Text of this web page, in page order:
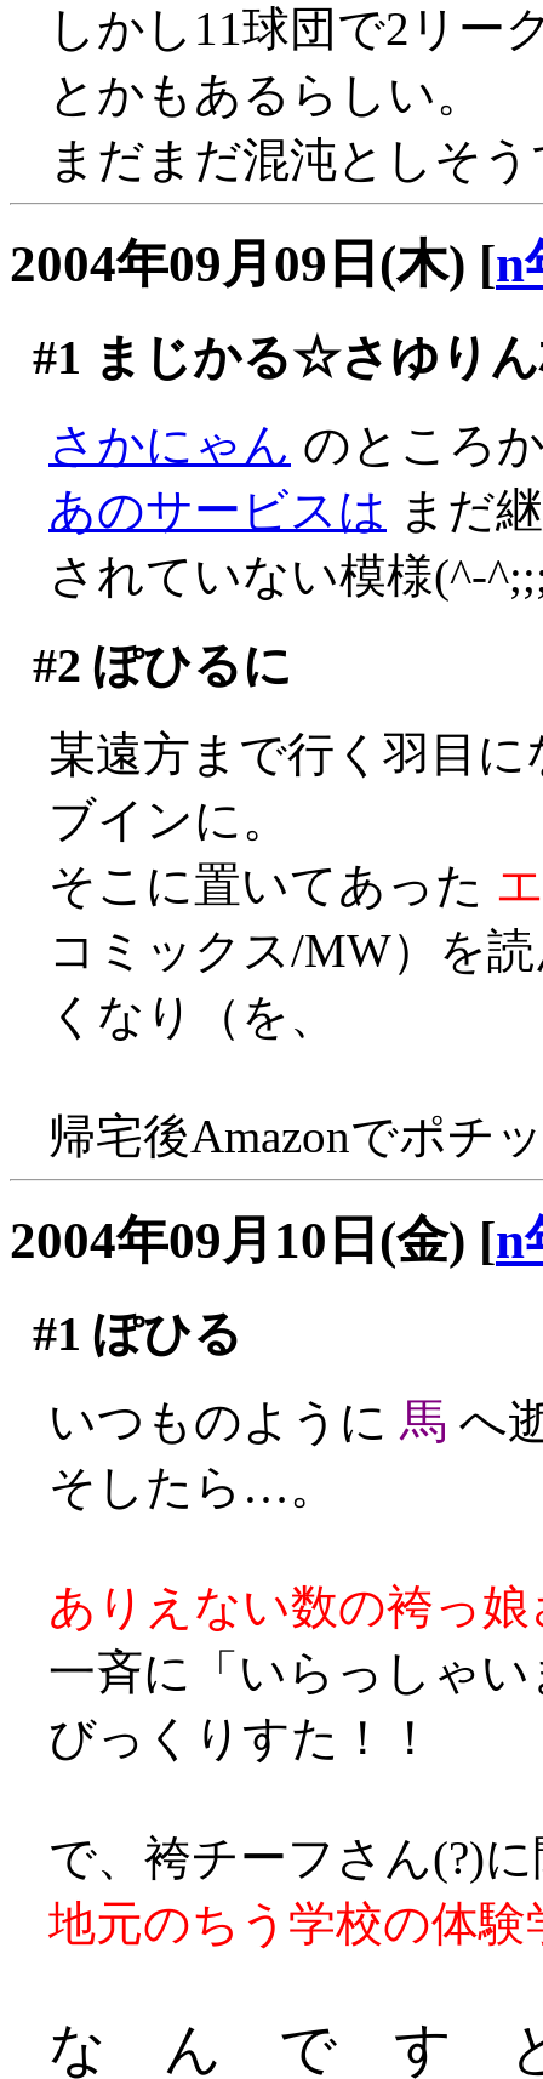
しかし11球団で2リー
とかもあるらしい。
まだまだ混沌としそ
2004年09月09日(木) [n
#1 まじかる☆さゆり
さかにゃん のところ
あのサービスは まだ
されていない模様(^-
#2 ぽひるに
某遠方まで行く羽目
ブインに。
そこに置いてあった
コミックス/MW）を
くなり（を、
帰宅後Amazonでポチ
2004年09月10日(金) [n
#1 ぽひる
いつものように 馬 へ
そしたら…。
ありえない数の袴っ
一斉に「いらっしゃ
びっくりすた！！
で、袴チーフさん(?)
地元のちう学校の体験
な ん で す と